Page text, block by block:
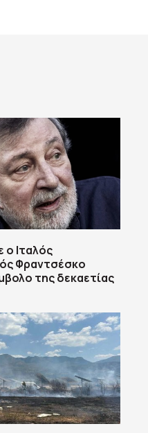
ο Ιταλός
Φραντσέσκο
της δεκαετίας